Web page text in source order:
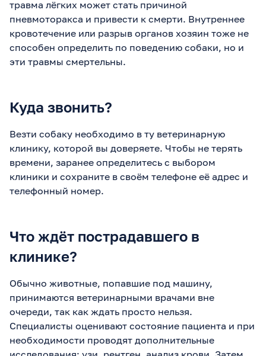
травма лёгких может стать причиной
пневмоторакса и привести к смерти. Внутреннее
кровотечение или разрыв органов хозяин тоже не
способен определить по поведению собаки, но и
эти травмы смертельны.
Куда звонить?
Везти собаку необходимо в ту ветеринарную
клинику, которой вы доверяете. Чтобы не терять
времени, заранее определитесь с выбором
клиники и сохраните в своём телефоне её адрес и
телефонный номер.
Что ждёт пострадавшего в
клинике?
Обычно животные, попавшие под машину,
принимаются ветеринарными врачами вне
очереди, так как ждать просто нельзя.
Специалисты оценивают состояние пациента и при
необходимости проводят дополнительные